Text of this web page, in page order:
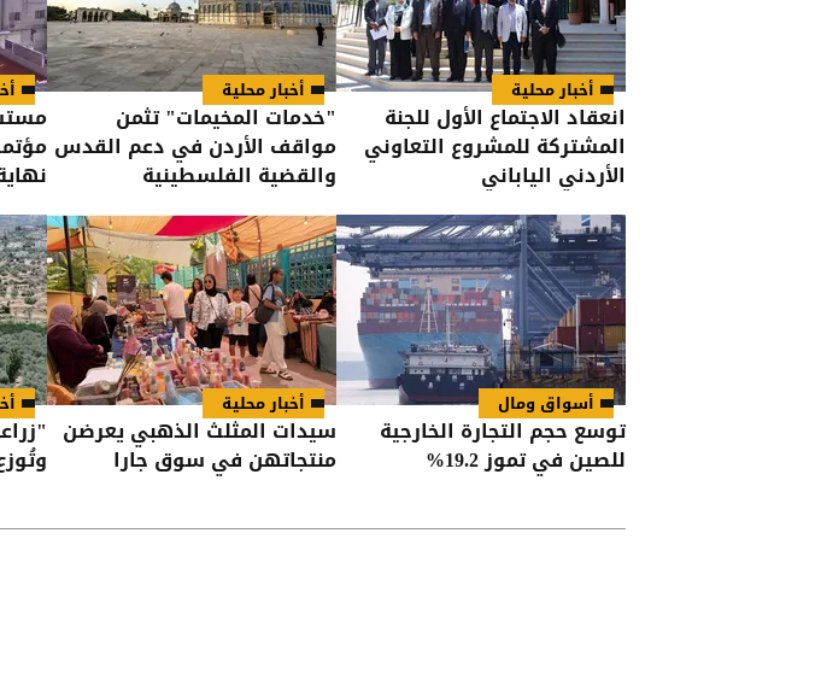
أخبار محلية
انعقاد الاجتماع الأول للجنة
المشتركة للمشروع التعاوني
الأردني الياباني
أخبار محلية
"خدمات المخيمات" تثمن
مواقف الأردن في دعم القدس
والقضية الفلسطينية
أسواق ومال
توسع حجم التجارة الخارجية
للصين في تموز 19.2%
أخبار محلية
سيدات المثلث الذهبي يعرضن
منتجاتهن في سوق جارا وتُوزع 260 ألف